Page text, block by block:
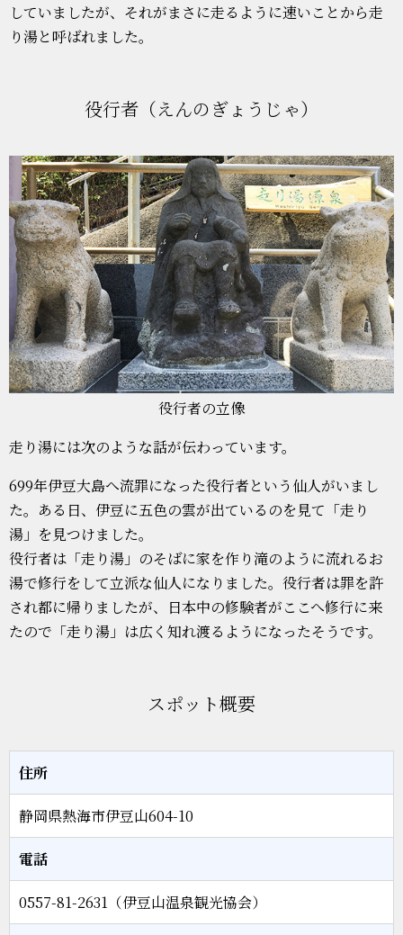
していましたが、それがまさに走るように速いことから走
り湯と呼ばれました。
役行者（えんのぎょうじゃ）
走り湯には次のような話が伝わっています。
699年伊豆大島へ流罪になった役行者という仙人がいまし
た。ある日、伊豆に五色の雲が出ているのを見て「走り
湯」を見つけました。
役行者は「走り湯」のそばに家を作り滝のように流れるお
湯で修行をして立派な仙人になりました。役行者は罪を許
され都に帰りましたが、日本中の修験者がここへ修行に来
たので「走り湯」は広く知れ渡るようになったそうです。
役行者の立像
スポット概要
住所
静岡県熱海市伊豆山604-10
電話
0557-81-2631（伊豆山温泉観光協会）